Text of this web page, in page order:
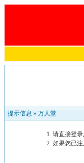
提示信息 » 万人堂
请直接登
如果您已